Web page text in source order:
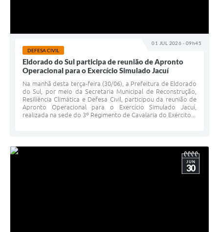
01 JUL 2026 - 09h45
DEFESA CIVIL
Eldorado do Sul participa de reunião de Apronto
Operacional para o Exercício Simulado Jacuí
Na manhã desta terça-feira (30/06), a Prefeitura de Eldorado
do Sul, por meio da Secretaria Municipal de Reconstrução,
Resiliência Climática e Defesa Civil, participou da reunião de
Apronto Operacional para o Exercício Simulado Jacuí,
realizada na sede do 3º Regimento de Cavalaria do Exército...
JUN
30